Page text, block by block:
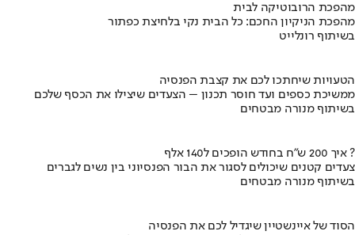
מהפכת הרובוטיקה לבית
מהפכת הניקיון החכם: כל הבית נקי בלחיצת כפתור
בשיתוף רונלייט
הטעויות שיחתכו לכם את קצבת הפנסיה
ממשיכת כספים ועד חוסר תכנון – הצעדים שיצילו את הכסף שלכם
בשיתוף מנורה מבטחים
איך 200 ש"ח בחודש הופכים ל140 אלף ?
צעדים קטנים שיכולים לסגור את הבור הפנסיוני בין נשים לגברים
בשיתוף מנורה מבטחים
הסוד של איינשטיין שיגדיל לכם את הפנסיה